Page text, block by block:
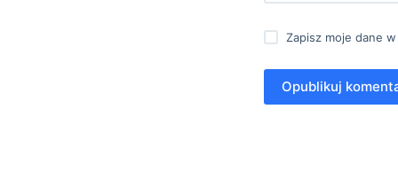
Zapisz moje dane
Opublikuj